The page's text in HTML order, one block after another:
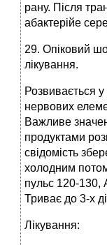
рану. Після
абактерійе
29. Опіковий
лікування.
Розвивається у
нервових
Важливе
продуктами
свідомість
холодним
пульс 120-130,
Триває до 3-х
Лікування: